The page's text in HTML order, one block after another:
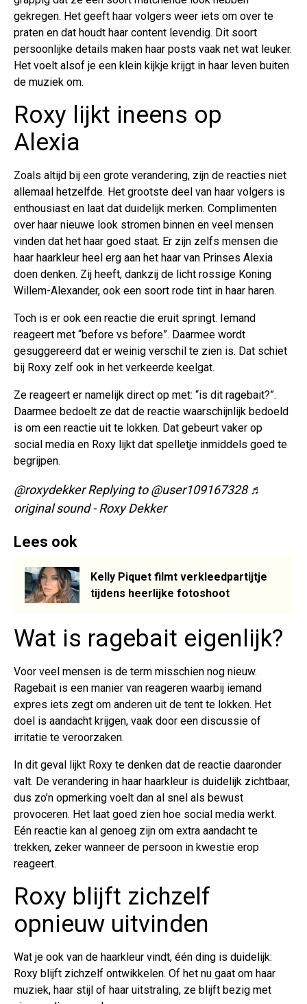
gekregen. Het geeft haar volgers weer iets om over te
praten en dat houdt haar content levendig. Dit soort
persoonlijke details maken haar posts vaak net wat leuker.
Het voelt alsof je een klein kijkje krijgt in haar leven buiten
de muziek om.
Roxy lijkt ineens op
Alexia
Zoals altijd bij een grote verandering, zijn de reacties niet
allemaal hetzelfde. Het grootste deel van haar volgers is
enthousiast en laat dat duidelijk merken. Complimenten
over haar nieuwe look stromen binnen en veel mensen
vinden dat het haar goed staat. Er zijn zelfs mensen die
haar haarkleur heel erg aan het haar van Prinses Alexia
doen denken. Zij heeft, dankzij de licht rossige Koning
Willem-Alexander, ook een soort rode tint in haar haren.
Toch is er ook een reactie die eruit springt. Iemand
reageert met “before vs before”. Daarmee wordt
gesuggereerd dat er weinig verschil te zien is. Dat schiet
bij Roxy zelf ook in het verkeerde keelgat.
Ze reageert er namelijk direct op met: “is dit ragebait?”.
Daarmee bedoelt ze dat de reactie waarschijnlijk bedoeld
is om een reactie uit te lokken. Dat gebeurt vaker op
social media en Roxy lijkt dat spelletje inmiddels goed te
begrijpen.
@roxydekkerReplying to @user109167328♬
original sound - Roxy Dekker
Lees ook
Kelly Piquet filmt verkleedpartijtje
tijdens heerlijke fotoshoot
Wat is ragebait eigenlijk?
Voor veel mensen is de term misschien nog nieuw.
Ragebait is een manier van reageren waarbij iemand
expres iets zegt om anderen uit de tent te lokken. Het
doel is aandacht krijgen, vaak door een discussie of
irritatie te veroorzaken.
In dit geval lijkt Roxy te denken dat de reactie daaronder
valt. De verandering in haar haarkleur is duidelijk zichtbaar,
dus zo’n opmerking voelt dan al snel als bewust
provoceren. Het laat goed zien hoe social media werkt.
Eén reactie kan al genoeg zijn om extra aandacht te
trekken, zeker wanneer de persoon in kwestie erop
reageert.
Roxy blijft zichzelf
opnieuw uitvinden
Wat je ook van de haarkleur vindt, één ding is duidelijk:
Roxy blijft zichzelf ontwikkelen. Of het nu gaat om haar
muziek, haar stijl of haar uitstraling, ze blijft bezig met